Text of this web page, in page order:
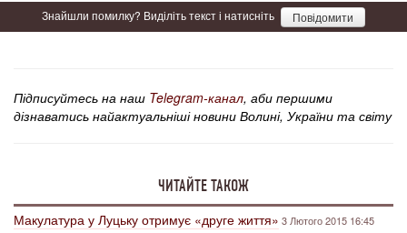
Знайшли помилку? Виділіть текст і натисніть Повідомити
Підписуйтесь на наш Telegram-канал, аби першими
дізнаватись найактуальніші новини Волині, України та світу
ЧИТАЙТЕ ТАКОЖ
Макулатура у Луцьку отримує «друге життя» 3 Лютого 2015 16:45